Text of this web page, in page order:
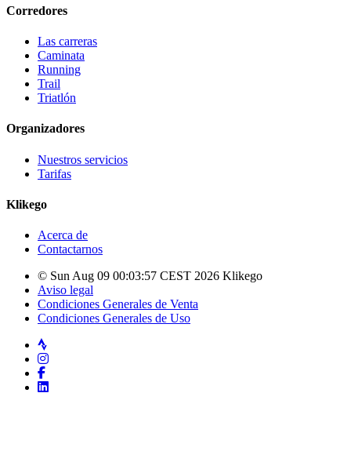
Corredores
Las carreras
Caminata
Running
Trail
Triatlón
Organizadores
Nuestros servicios
Tarifas
Klikego
Acerca de
Contactarnos
© Sun Aug 09 00:03:57 CEST 2026 Klikego
Aviso legal
Condiciones Generales de Venta
Condiciones Generales de Uso
Strava
Instagram
Facebook
LinkedIn